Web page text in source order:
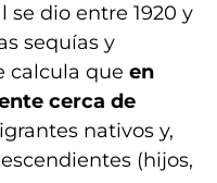
se dio entre 1920 y
sequías y
calcula que en
cerca de
nativos y,
(hijos,